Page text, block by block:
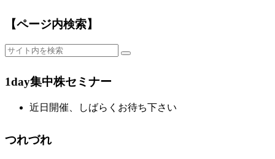
【ページ内検索】
1day集中株セミナー
近日開催、しばらくお待ち下さい
つれづれ